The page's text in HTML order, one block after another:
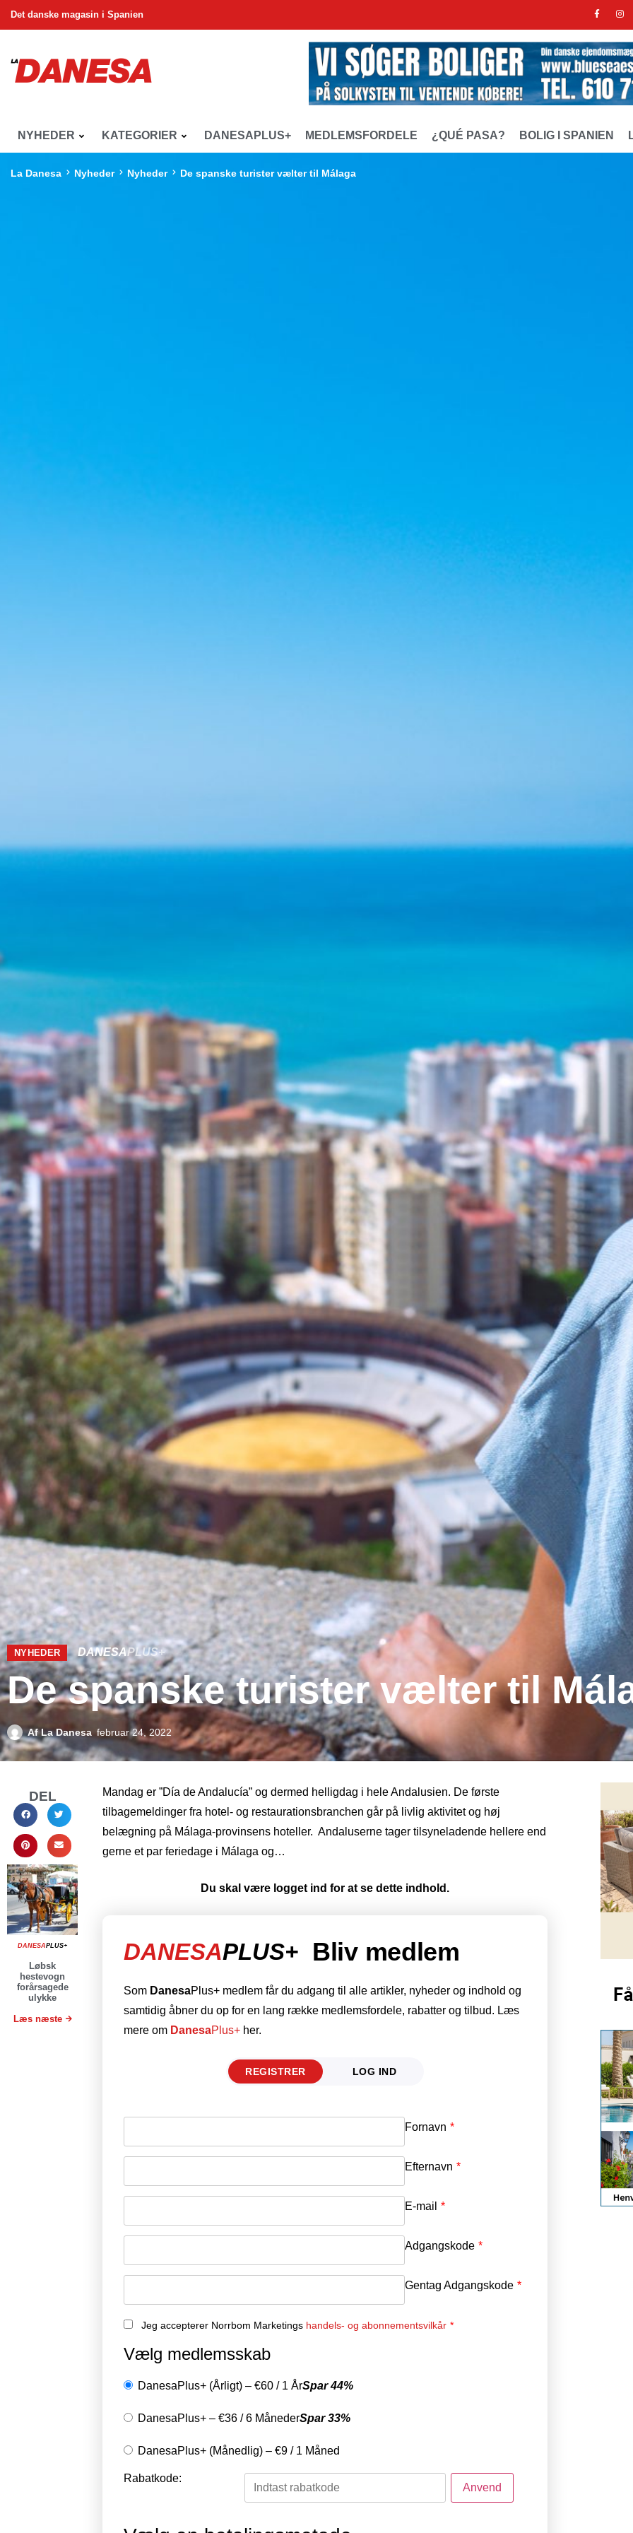
Det danske magasin i Spanien
NYHEDER KATEGORIER DANESAPLUS+ MEDLEMSFORDELE ¿QUÉ PASA? BOLIG I SPANIEN
La Danesa Nyheder Nyheder De spanske turister vælter til Málaga
NYHEDER DANESAPLUS+
De spanske turister vælter til
AfLa Danesa februar 24, 2022
DEL
DANESAPLUS+
Løbsk
hestevogn
forårsagede
ulykke
Læs næste
Mandag er ”Día de Andalucía” og dermed helligdag i hele Andalusien. De første
tilbagemeldinger fra hotel- og restaurationsbranchen går på livlig aktivitet og høj
belægning på Málaga-provinsens hoteller. Andaluserne tager tilsyneladende hellere end
gerne et par feriedage i Málaga og…
Du skal være logget ind for at se dette indhold.
DANESAPLUS+ Bliv medlem
Som DanesaPlus+ medlem får du adgang til alle artikler, nyheder og indhold og
samtidig åbner du op for en lang række medlemsfordele, rabatter og tilbud. Læs
mere om DanesaPlus+ her.
REGISTRER LOG IND
Fornavn *
Efternavn *
E-mail *
Adgangskode *
Gentag Adgangskode *
Jeg accepterer Norrbom Marketings handels- og abonnementsvilkår *
Vælg medlemsskab
DanesaPlus+ (Årligt) – €60 / 1 ÅrSpar 44%
DanesaPlus+ – €36 /6 MånederSpar 33%
DanesaPlus+ (Månedlig) – €9 / 1 Måned
Rabatkode:
E-mail
Adgangskode